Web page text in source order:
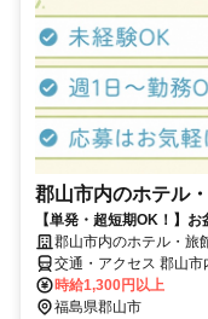
郡山市内のホテル
【単発・超短期OK！】
郡山市内のホテル・旅
交通・アクセス 郡山
時給1,300円以上
福島県郡山市